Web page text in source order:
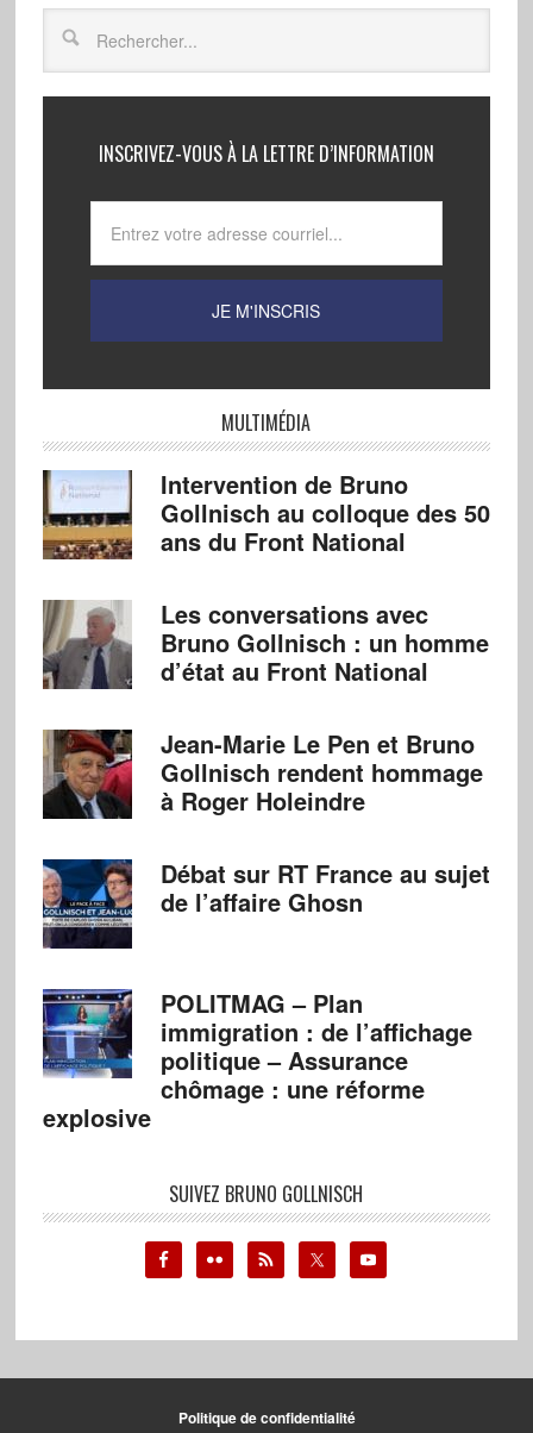
INSCRIVEZ-VOUS À LA LETTRE D’INFORMATION
MULTIMÉDIA
Intervention de Bruno
Gollnisch au colloque des 50
ans du Front National
Les conversations avec
Bruno Gollnisch : un homme
d’état au Front National
Jean-Marie Le Pen et Bruno
Gollnisch rendent hommage
à Roger Holeindre
Débat sur RT France au sujet
de l’affaire Ghosn
POLITMAG – Plan
immigration : de l’affichage
politique – Assurance
chômage : une réforme
explosive
SUIVEZ BRUNO GOLLNISCH
Politique de confidentialité